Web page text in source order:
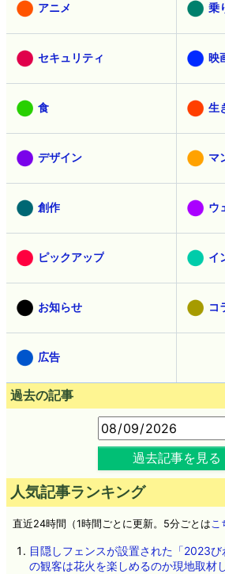
アニメ 乗
セキュリティ 映
食 生
デザイン マ
創作 ウ
ピックアップ イ
お知らせ コ
広告
過去の記事
過去記事を見る
人気記事ランキング
直近24時間（1時間ごとに更新。5分ごとはこ
目隠しフェンスが設置された「2023
の観客は花火を楽しめるのか現地取材